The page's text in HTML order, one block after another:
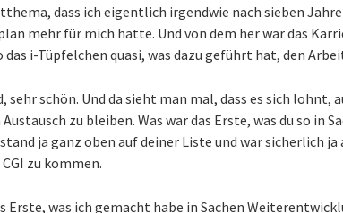
dass ich eigentlich irgendwie nach sieben
mehr für mich hatte. Und von dem her war das
i-Tüpfelchen quasi, was dazu geführt hat, den
sehr schön. Und da sieht man mal, dass es sich
zu bleiben. Was war das Erste, was du so in
ja ganz oben auf deiner Liste und war sicherlich ja
zu kommen.
Erste, was ich gemacht habe in Sachen